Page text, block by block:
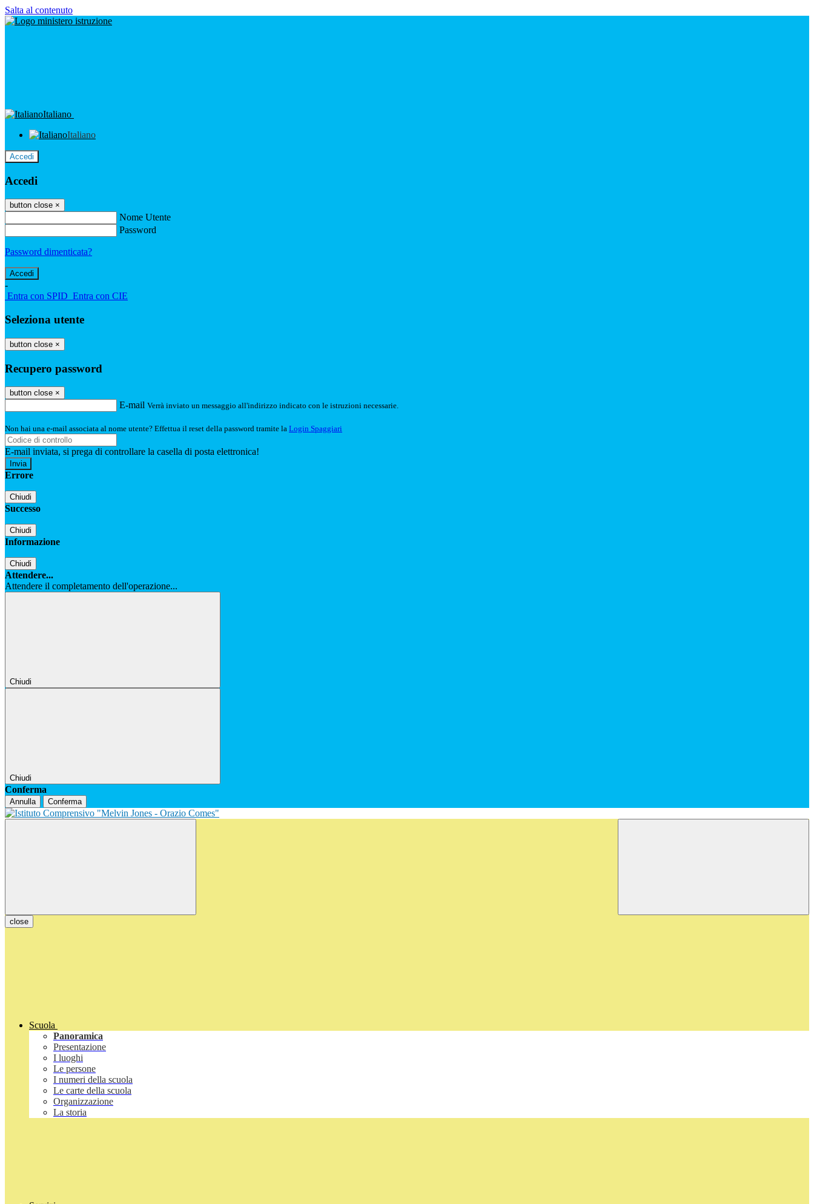
Salta al contenuto
Italiano
Italiano
Accedi
Accedi
button close ×
Nome Utente
Password
Password dimenticata?
-
Entra con SPID Entra con CIE
Seleziona utente
button close ×
Recupero password
button close ×
E-mail Verrà inviato un messaggio all'indirizzo indicato con le istruzioni necessarie.
Non hai una e-mail associata al nome utente? Effettua il reset della password tramite la Login Spaggiari
E-mail inviata, si prega di controllare la casella di posta elettronica!
Errore
Chiudi
Successo
Chiudi
Informazione
Chiudi
Attendere...
Attendere il completamento dell'operazione...
Chiudi
Chiudi
Conferma
Annulla Conferma
close
Scuola
Panoramica
Presentazione
I luoghi
Le persone
I numeri della scuola
Le carte della scuola
Organizzazione
La storia